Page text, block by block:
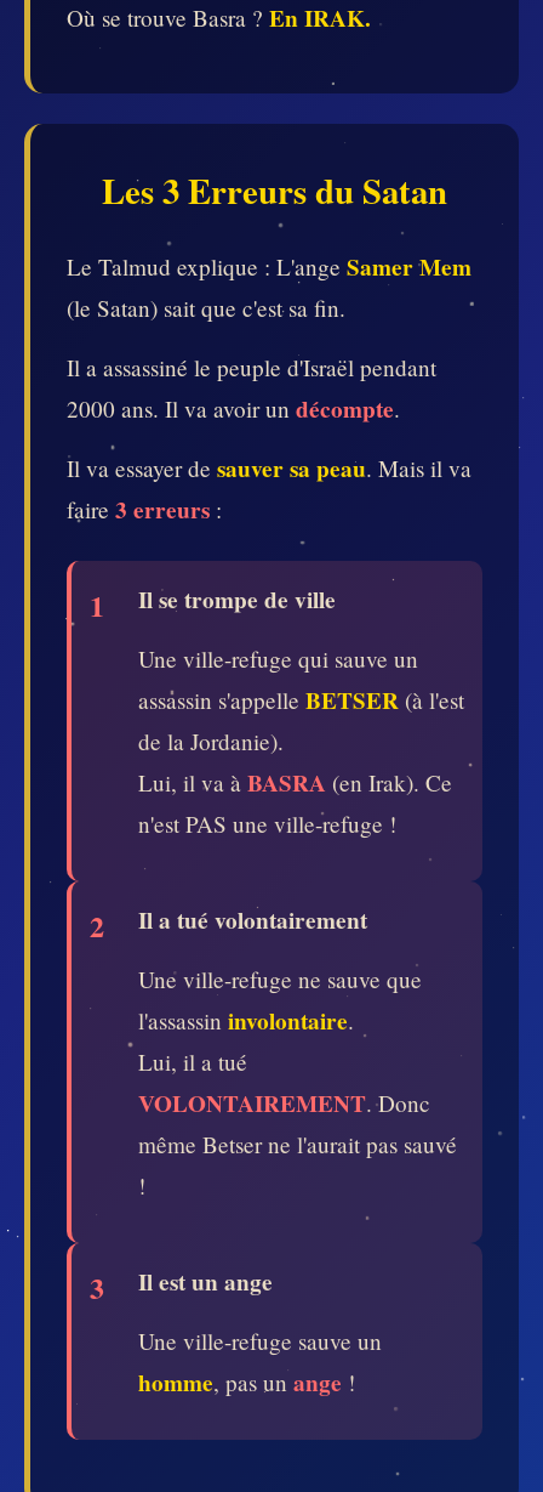
Où se trouve Basra ? En IRAK.
Les 3 Erreurs du Satan
Le Talmud explique : L'ange Samer Mem
(le Satan) sait que c'est sa fin.
Il a assassiné le peuple d'Israël pendant
2000 ans. Il va avoir un décompte.
Il va essayer de sauver sa peau. Mais il va
faire 3 erreurs :
1 Il se trompe de ville
Une ville-refuge qui sauve un
assassin s'appelle BETSER (à l'est
de la Jordanie).
Lui, il va à BASRA (en Irak). Ce
n'est PAS une ville-refuge !
2 Il a tué volontairement
Une ville-refuge ne sauve que
l'assassin involontaire.
Lui, il a tué
VOLONTAIREMENT. Donc
même Betser ne l'aurait pas sauvé
!
3 Il est un ange
Une ville-refuge sauve un
homme, pas un ange !